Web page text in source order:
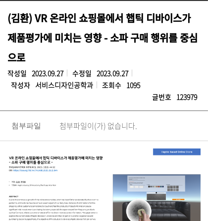
(김환) VR 온라인 쇼핑몰에서 햅틱 디바이스가
제품평가에 미치는 영향 - 소파 구매 행위를 중심
으로
작성일 2023.09.27 수정일 2023.09.27
작성자 서비스디자인공학과 조회수 1095
글번호 123979
첨부파일 첨부파일이(가) 없습니다.